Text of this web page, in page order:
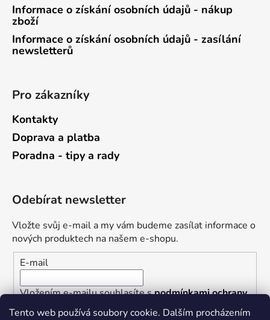
Tento web používá soubory cookie. Dalším procházením
Informace o získání osobních údajů - nákup
zboží
Informace o získání osobních údajů - zasílání
newsletterů
Pro zákazníky
Kontakty
Doprava a platba
Poradna - tipy a rady
Odebírat newsletter
Vložte svůj e-mail a my vám budeme zasílat informace o
nových produktech na našem e-shopu.
E-mail
Vložením e-mailu souhlasíte spodmínkami ochrany
osobních údajů